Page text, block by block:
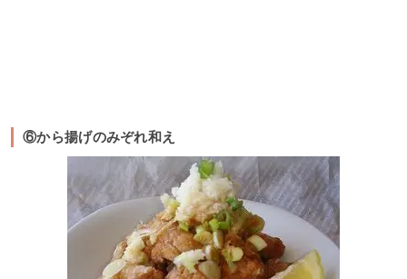
⑥から揚げのみぞれ和え